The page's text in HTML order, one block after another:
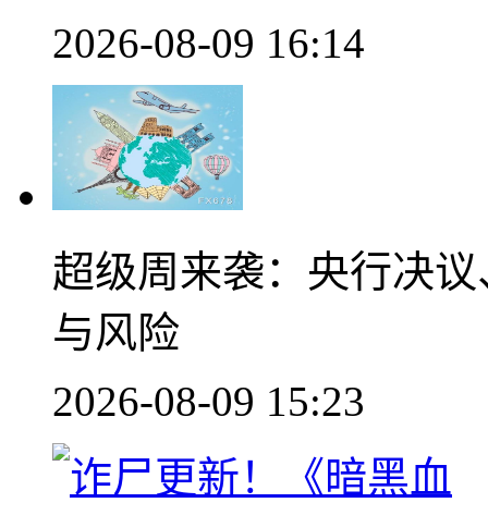
2026-08-09 16:14
超级周来袭：央行决
与风险
2026-08-09 15:23